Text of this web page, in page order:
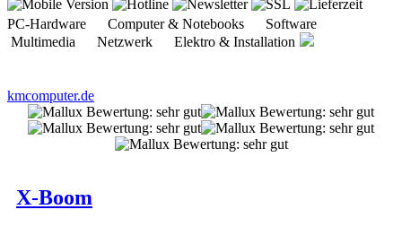
PC-Hardware Computer & Notebooks Software
Multimedia Netzwerk Elektro & Installation
kmcomputer.de
X-Boom